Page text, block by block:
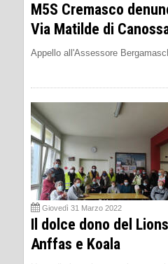
M5S Cremasco
Via Matilde di
Appello all'Assessore
Giovedì 31 Marzo 2022
Il dolce dono del
Anffas e Koala